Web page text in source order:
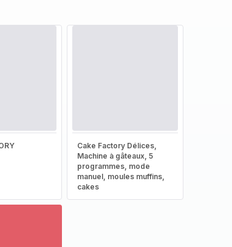
Cake Factory Délices,
Machine à gâteaux, 5
programmes, mode
manuel, moules muffins,
cakes